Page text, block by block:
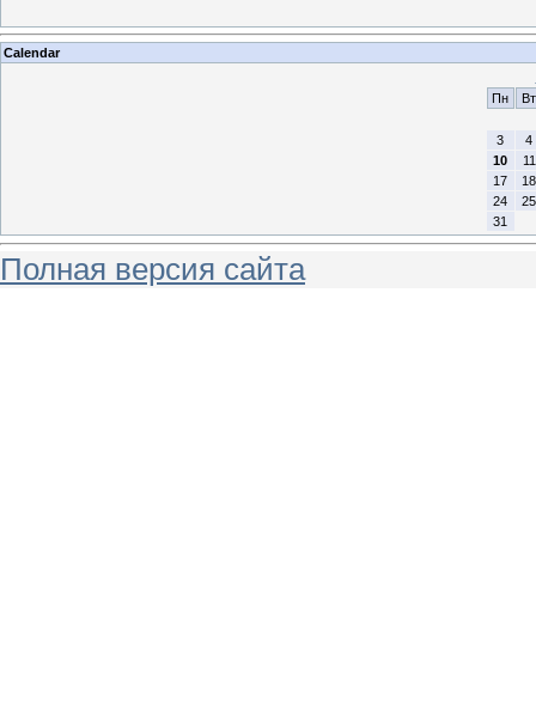
Calendar
Пн
Вт
3
4
10
11
17
18
24
25
31
Полная версия сайта